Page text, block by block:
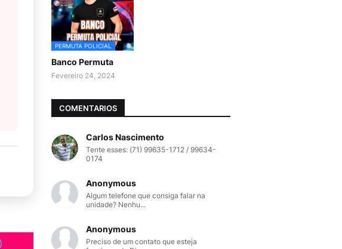
PERMUTA POLICIAL
Banco Permuta
Fevereiro 24, 2024
COMENTARIOS
Carlos Nascimento
Tente esses: (71) 99635-1712 / 99634-
0174
Anonymous
Algum telefone que consiga falar na
unidade? Nenhu...
Anonymous
Preciso de um contato que esteja